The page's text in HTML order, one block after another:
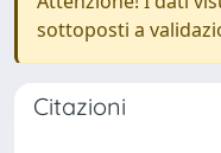
sottoposti a
Citazioni